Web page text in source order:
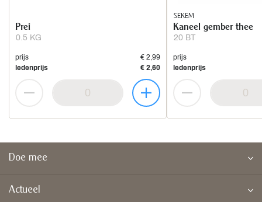
0.5 KG
Prei
prijs
€ 2,99
ledenprijs
€ 2,60
SEKEM
20 BT
Kaneel gember thee
prijs
ledenprijs
Doe mee
Actueel